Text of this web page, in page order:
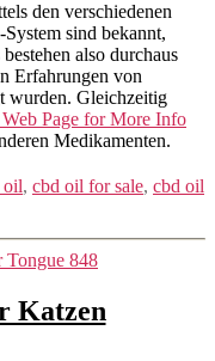
den verschiedenen
sind bekannt,
also durchaus
Erfahrungen von
wurden. Gleichzeitig
Page for More Info
Medikamenten.
oil, cbd oil for sale, cbd oil
848
Katzen